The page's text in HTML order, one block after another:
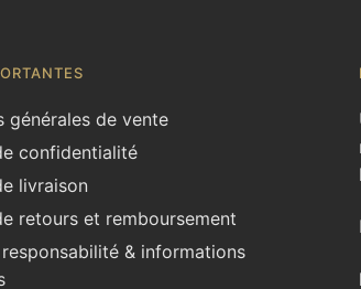
générales de vente
confidentialité
livraison
retours et remboursement
& informations